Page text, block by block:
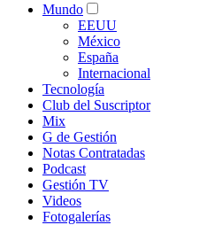
Mundo
EEUU
México
España
Internacional
Tecnología
Club del Suscriptor
Mix
G de Gestión
Notas Contratadas
Podcast
Gestión TV
Videos
Fotogalerías